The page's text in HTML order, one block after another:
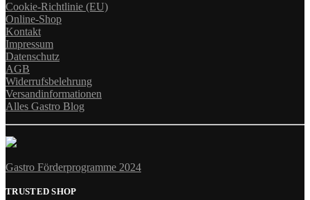
Cookie-Richtlinie (EU)
Online-Shop
Kontakt
Impressum
Datenschutz
AGB
Widerrufsbelehrung
Versandinformationen
Alles Gastro Blog
Gastro Förderprogramme 2024
TRUSTED SHOP